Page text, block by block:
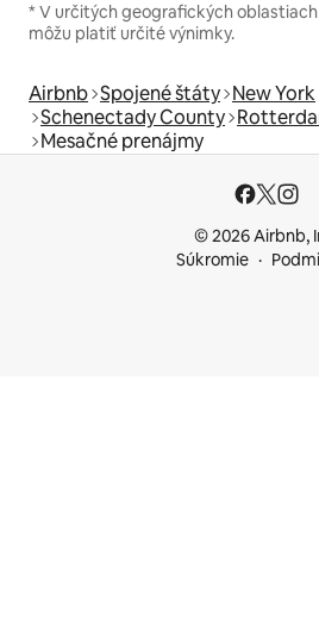
* V určitých geografických
môžu platiť určité výnimky.
Airbnb Spojené štáty New York
Schenectady County
Mesačné prenájmy
© 2026 Airbnb,
Súkromie